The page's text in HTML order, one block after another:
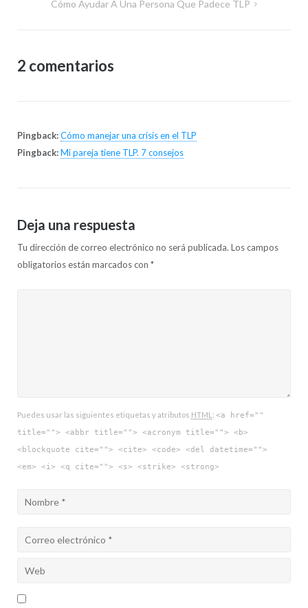
entradasCómo Ayudar A Una Persona Que Padece TLP
2 comentarios
Pingback:Cómo manejar una crisis en el TLP
Pingback:Mi pareja tiene TLP. 7 consejos
Deja una respuesta
Tu dirección de correo electrónico no será publicada. Los campos
obligatorios están marcados con *
Puedes usar las siguientes etiquetas y atributos HTML : <a href=""
title=""> <abbr title=""> <acronym title=""> <b>
<blockquote cite=""> <cite> <code> <del datetime="">
<em> <i> <q cite=""> <s> <strike> <strong>